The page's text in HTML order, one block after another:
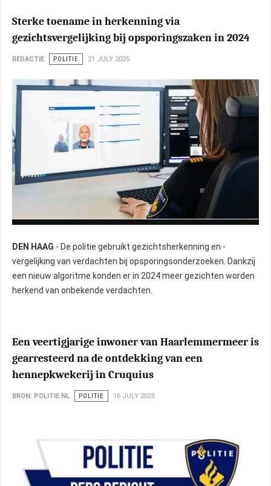
Sterke toename in herkenning via
gezichtsvergelijking bij opsporingszaken in 2024
REDACTIE POLITIE 21 JULY 2025
DEN HAAG - De politie gebruikt gezichtsherkenning en -
vergelijking van verdachten bij opsporingsonderzoeken. Dankzij
een nieuw algoritme konden er in 2024 meer gezichten worden
herkend van onbekende verdachten.
Een veertigjarige inwoner van Haarlemmermeer is
gearresteerd na de ontdekking van een
hennepkwekerij in Cruquius
BRON: POLITIE.NL POLITIE 16 JULY 2025